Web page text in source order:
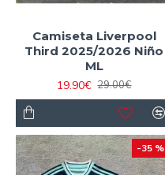
Camiseta Liverpool
Third 2025/2026 Niño
ML
19.90€ 29.00€
-35 %